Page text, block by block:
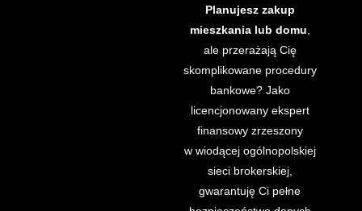
Planujesz zakup
mieszkania lub domu
ale przerażają Cię
skomplikowane procedury
bankowe? Jako
licencjonowany ekspert
finansowy zrzeszony
w wiodącej ogólnopolskiej
sieci brokerskiej,
gwarantuję Ci pełne